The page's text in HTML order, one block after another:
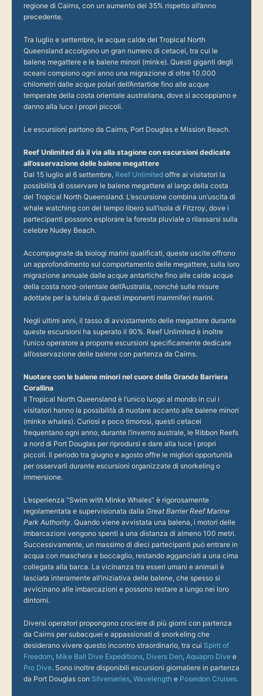
regione di Cairns, con un aumento del 35% rispetto all’anno
precedente.
Tra luglio e settembre, le acque calde del Tropical North
Queensland accolgono un gran numero di cetacei, tra cui le
balene megattere e le balene minori (minke). Questi giganti degli
oceani compiono ogni anno una migrazione di oltre 10.000
chilometri dalle acque polari dell’Antartide fino alle acque
temperate della costa orientale australiana, dove si accoppiano e
danno alla luce i propri piccoli.
Le escursioni partono da Cairns, Port Douglas e Mission Beach.
Reef Unlimited dà il via alla stagione con escursioni dedicate
all’osservazione delle balene megattere
Dal 15 luglio al 6 settembre, Reef Unlimited offre ai visitatori la
possibilità di osservare le balene megattere al largo della costa
del Tropical North Queensland. L’escursione combina un’uscita di
whale watching con del tempo libero sull’isola di Fitzroy, dove i
partecipanti possono esplorare la foresta pluviale o rilassarsi sulla
celebre Nudey Beach.
Accompagnate da biologi marini qualificati, queste uscite offrono
un approfondimento sul comportamento delle megattere, sulla loro
migrazione annuale dalle acque antartiche fino alle calde acque
della costa nord-orientale dell’Australia, nonché sulle misure
adottate per la tutela di questi imponenti mammiferi marini.
Negli ultimi anni, il tasso di avvistamento delle megattere durante
queste escursioni ha superato il 90%. Reef Unlimited è inoltre
l’unico operatore a proporre escursioni specificamente dedicate
all’osservazione delle balene con partenza da Cairns.
Nuotare con le balene minori nel cuore della Grande Barriera
Corallina
Il Tropical North Queensland è l’unico luogo al mondo in cui i
visitatori hanno la possibilità di nuotare accanto alle balene minori
(minke whales). Curiosi e poco timorosi, questi cetacei
frequentano ogni anno, durante l’inverno australe, le Ribbon Reefs
a nord di Port Douglas per riprodursi e dare alla luce i propri
piccoli. Il periodo tra giugno e agosto offre le migliori opportunità
per osservarli durante escursioni organizzate di snorkeling o
immersione.
L’esperienza “Swim with Minke Whales” è rigorosamente
regolamentata e supervisionata dalla Great Barrier Reef Marine
Park Authority. Quando viene avvistata una balena, i motori delle
imbarcazioni vengono spenti a una distanza di almeno 100 metri.
Successivamente, un massimo di dieci partecipanti può entrare in
acqua con maschera e boccaglio, restando agganciati a una cima
collegata alla barca. La vicinanza tra esseri umani e animali è
lasciata interamente all’iniziativa delle balene, che spesso si
avvicinano alle imbarcazioni e possono restare a lungo nei loro
dintorni.
Diversi operatori propongono crociere di più giorni con partenza
da Cairns per subacquei e appassionati di snorkeling che
desiderano vivere questo incontro straordinario, tra cui Spirit of
Freedom, Mike Ball Dive Expeditions, Divers Den, Aquapro Dive e
Pro Dive. Sono inoltre disponibili escursioni giornaliere in partenza
da Port Douglas con Silverseries, Wavelength e Poseidon Cruises.